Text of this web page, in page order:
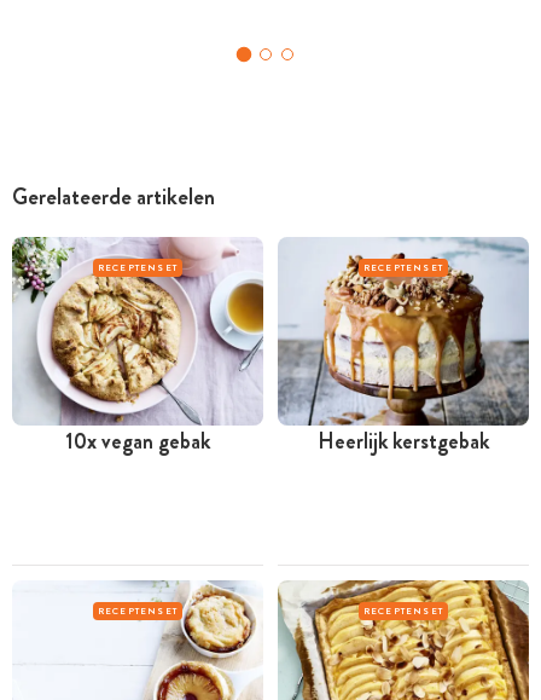
Gerelateerde artikelen
RECEPTENSET
10x vegan gebak
RECEPTENSET
Heerlijk kerstgebak
RECEPTENSET RECEPTENSET